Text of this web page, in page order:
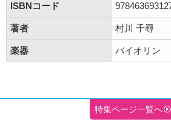
ISBNコード
著者 村川 千尋
楽器 バイオリン
特集ページ一覧へ